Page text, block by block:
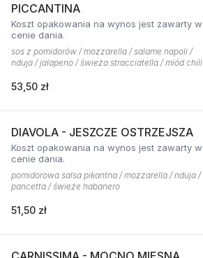
PICCANTINA
Koszt opakowania na wynos jest zawarty w
cenie dania.
sos z pomidorów / mozzarella / salame napoli /
nduja / jalapeno / świeża stracciatella / miód chili
53,50 zł
DIAVOLA - JESZCZE OSTRZEJSZA
Koszt opakowania na wynos jest zawarty w
cenie dania.
pomidorowa salsa pikantna / mozzarella / nduja /
pancetta / świeże habanero
51,50 zł